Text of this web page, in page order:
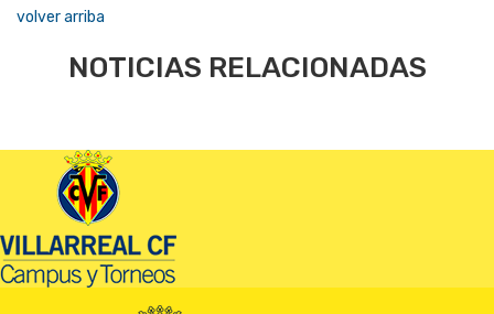
volver arriba
NOTICIAS RELACIONADAS